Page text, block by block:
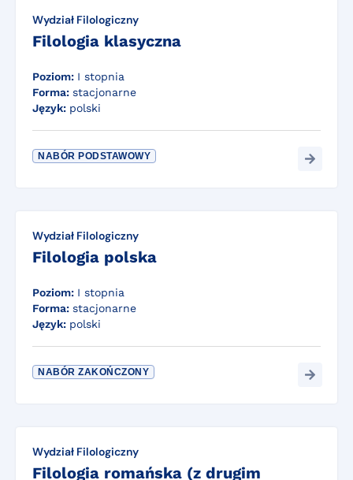
Wydział Filologiczny
Filologia klasyczna
Poziom: I stopnia
Forma: stacjonarne
Język: polski
NABÓR PODSTAWOWY
Wydział Filologiczny
Filologia polska
Poziom: I stopnia
Forma: stacjonarne
Język: polski
NABÓR ZAKOŃCZONY
Wydział Filologiczny
Filologia romańska (z drugim